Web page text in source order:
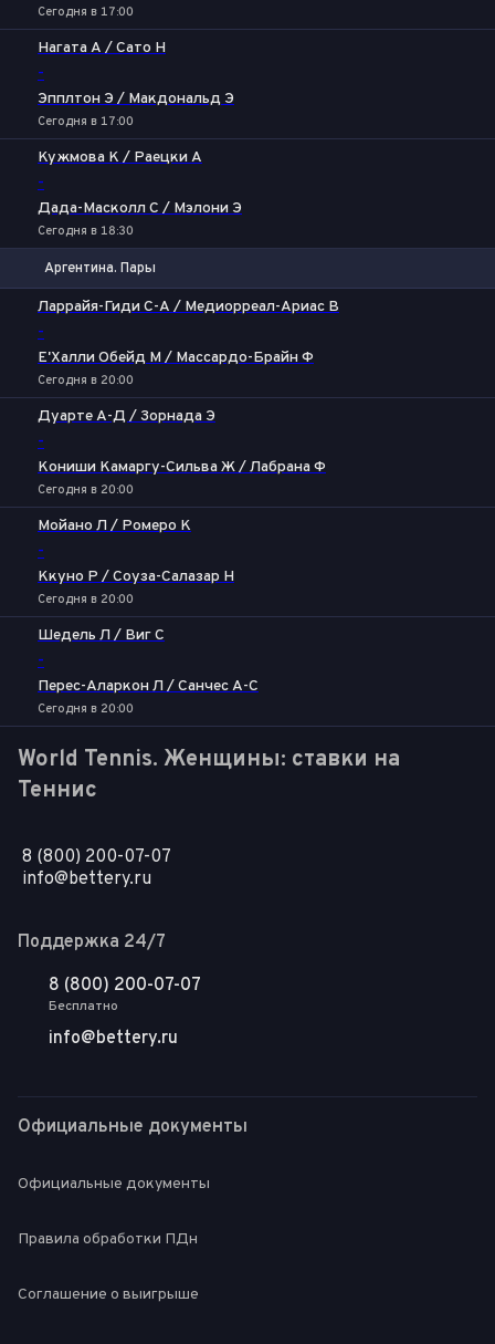
Сегодня в 17:00
Нагата А / Сато Н
-
Эпплтон Э / Макдональд Э
Сегодня в 17:00
Кужмова К / Раецки А
-
Дада-Масколл С / Мэлони Э
Сегодня в 18:30
Аргентина. Пары
1
Ларрайя-Гиди С-А / Медиорреал-Ариас В
-
Е'Халли Обейд M / Массардо-Брайн Ф
Сегодня в 20:00
Дуарте А-Д / Зорнада Э
-
Кониши Камаргу-Сильва Ж / Лабрана Ф
Сегодня в 20:00
Мойано Л / Ромеро К
-
Ккуно Р / Соуза-Салазар Н
Сегодня в 20:00
Шедель Л / Виг С
-
Перес-Аларкон Л / Санчес А-С
Сегодня в 20:00
World Tennis. Женщины: ставки на
Теннис
8 (800) 200-07-07
info@bettery.ru
Поддержка 24/7
8 (800) 200-07-07
Бесплатно
info@bettery.ru
Официальные документы
Официальные документы
Правила обработки ПДн
Соглашение о выигрыше